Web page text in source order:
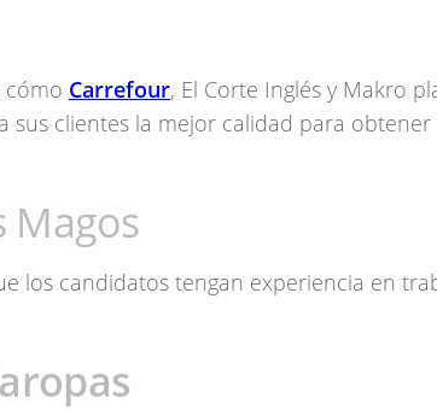
cómo Carrefour, El Corte Inglés y Makro
sus clientes la mejor calidad para obtener
Magos
los candidatos tengan experiencia en